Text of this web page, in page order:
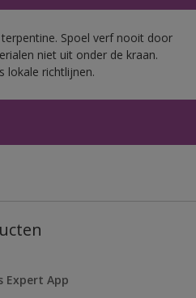
Spoel verf nooit door
niet uit onder de kraan.
lokale richtlijnen.
Expert App